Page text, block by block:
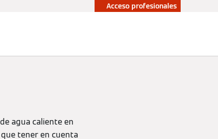
Acceso profesionales
agua caliente en
tener en cuenta